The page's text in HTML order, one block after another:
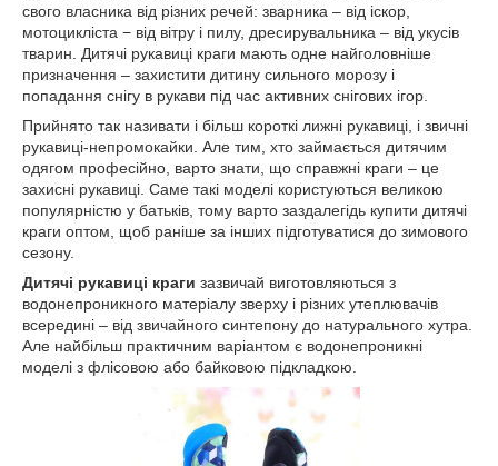
свого власника від різних речей: зварника – від іскор,
мотоцикліста − від вітру і пилу, дресирувальника – від укусів
тварин. Дитячі рукавиці краги мають одне найголовніше
призначення – захистити дитину сильного морозу і
попадання снігу в рукави під час активних снігових ігор.
Прийнято так називати і більш короткі лижні рукавиці, і звичні
рукавиці-непромокайки. Але тим, хто займається дитячим
одягом професійно, варто знати, що справжні краги – це
захисні рукавиці. Саме такі моделі користуються великою
популярністю у батьків, тому варто заздалегідь купити дитячі
краги оптом, щоб раніше за інших підготуватися до зимового
сезону.
Дитячі рукавиці краги зазвичай виготовляються з
водонепроникного матеріалу зверху і різних утеплювачів
всередині – від звичайного синтепону до натурального хутра.
Але найбільш практичним варіантом є водонепроникні
моделі з флісовою або байковою підкладкою.